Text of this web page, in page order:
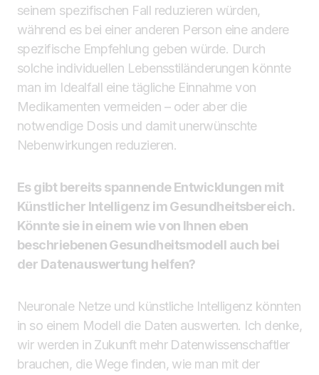
seinem spezifischen Fall reduzieren würden,
während es bei einer anderen Person eine andere
spezifische Empfehlung geben würde. Durch
solche individuellen Lebensstiländerungen könnte
man im Idealfall eine tägliche Einnahme von
Medikamenten vermeiden – oder aber die
notwendige Dosis und damit unerwünschte
Nebenwirkungen reduzieren.
Es gibt bereits spannende Entwicklungen mit
Künstlicher Intelligenz im Gesundheitsbereich.
Könnte sie in einem wie von Ihnen eben
beschriebenen Gesundheitsmodell auch bei
der Datenauswertung helfen?
Neuronale Netze und künstliche Intelligenz könnten
in so einem Modell die Daten auswerten. Ich denke,
wir werden in Zukunft mehr Datenwissenschaftler
brauchen, die Wege finden, wie man mit der